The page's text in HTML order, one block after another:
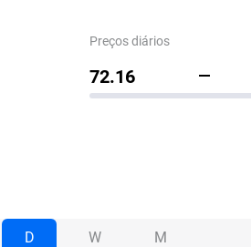
Preços diários
72.16
D W M